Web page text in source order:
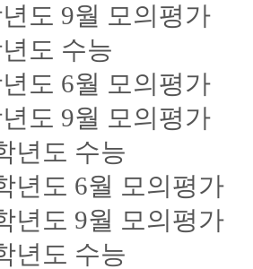
도 9월 모의평가
도 수능
도 6월 모의평가
도 9월 모의평가
년도 수능
년도 6월 모의평가
년도 9월 모의평가
년도 수능